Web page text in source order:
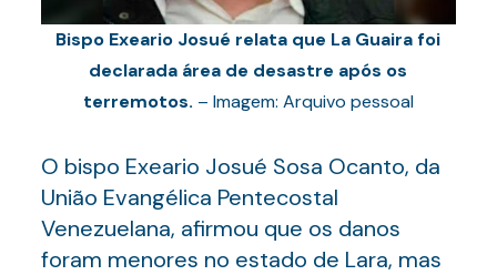
Bispo Exeario Josué relata que La Guaira foi
declarada área de desastre após os
terremotos. – Imagem: Arquivo pessoal
O bispo Exeario Josué Sosa Ocanto, da
União Evangélica Pentecostal
Venezuelana, afirmou que os danos
foram menores no estado de Lara, mas